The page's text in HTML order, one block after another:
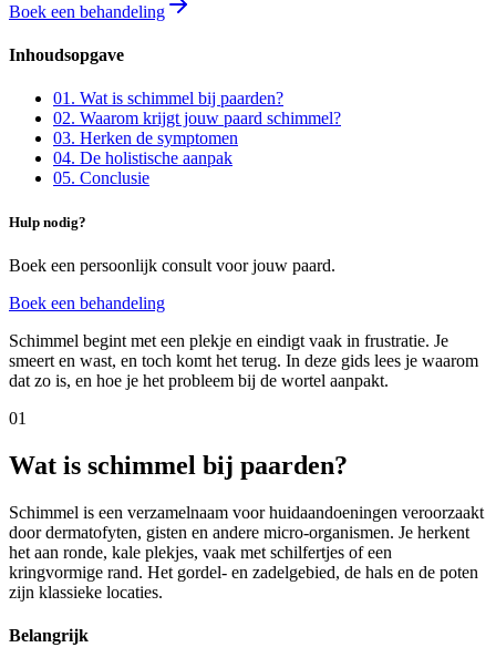
Boek een behandeling
Inhoudsopgave
01. Wat is schimmel bij paarden?
02. Waarom krijgt jouw paard schimmel?
03. Herken de symptomen
04. De holistische aanpak
05. Conclusie
Hulp nodig?
Boek een persoonlijk consult voor jouw paard.
Boek een behandeling
Schimmel begint met een plekje en eindigt vaak in frustratie. Je
smeert en wast, en toch komt het terug. In deze gids lees je waarom
dat zo is, en hoe je het probleem bij de wortel aanpakt.
01
Wat is schimmel bij paarden?
Schimmel is een verzamelnaam voor huidaandoeningen veroorzaakt
door dermatofyten, gisten en andere micro-organismen. Je herkent
het aan ronde, kale plekjes, vaak met schilfertjes of een
kringvormige rand. Het gordel- en zadelgebied, de hals en de poten
zijn klassieke locaties.
Belangrijk